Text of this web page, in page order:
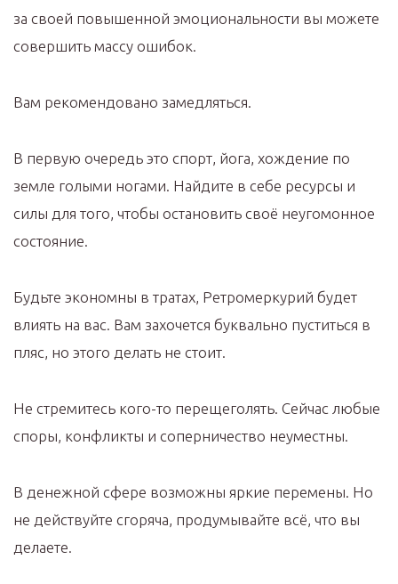
за своей повышенной эмоциональности вы можете
совершить массу ошибок.
Вам рекомендовано замедляться.
В первую очередь это спорт, йога, хождение по
земле голыми ногами. Найдите в себе ресурсы и
силы для того, чтобы остановить своё неугомонное
состояние.
Будьте экономны в тратах, Ретромеркурий будет
влиять на вас. Вам захочется буквально пуститься в
пляс, но этого делать не стоит.
Не стремитесь кого-то перещеголять. Сейчас любые
споры, конфликты и соперничество неуместны.
В денежной сфере возможны яркие перемены. Но
не действуйте сгоряча, продумывайте всё, что вы
делаете.